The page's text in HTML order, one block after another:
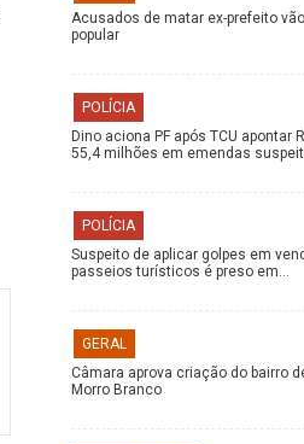
Acusados de matar ex-prefeito
popular
POLÍCIA
Dino aciona PF após TCU apontar
55,4 milhões em emendas
POLÍCIA
Suspeito de aplicar golpes em
passeios turísticos é preso em…
GERAL
Câmara aprova criação do bairro
Morro Branco